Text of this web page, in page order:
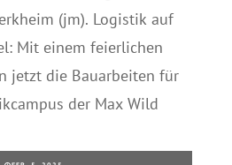
(jm). Logistik auf
Mit einem feierlichen
jetzt die Bauarbeiten für
der Max Wild